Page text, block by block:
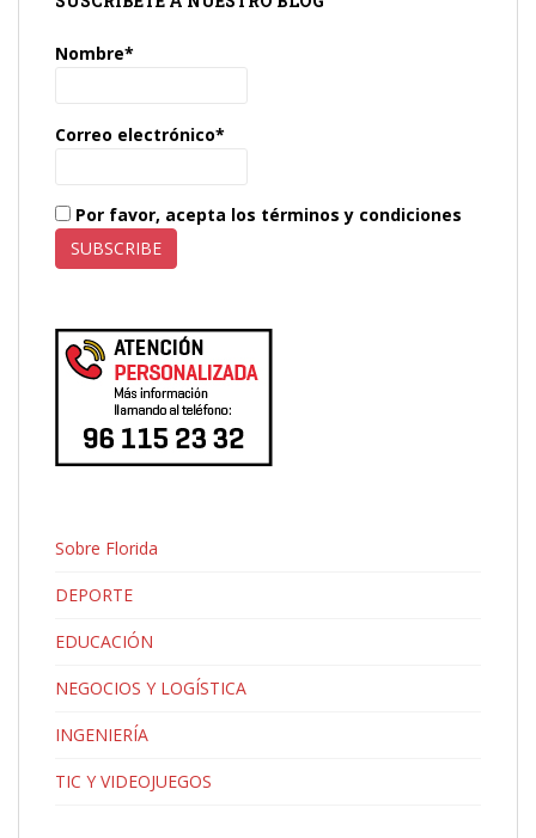
Nombre*
Correo electrónico*
Por favor, acepta los términos y condiciones
Sobre Florida
DEPORTE
EDUCACIÓN
NEGOCIOS Y LOGÍSTICA
INGENIERÍA
TIC Y VIDEOJUEGOS